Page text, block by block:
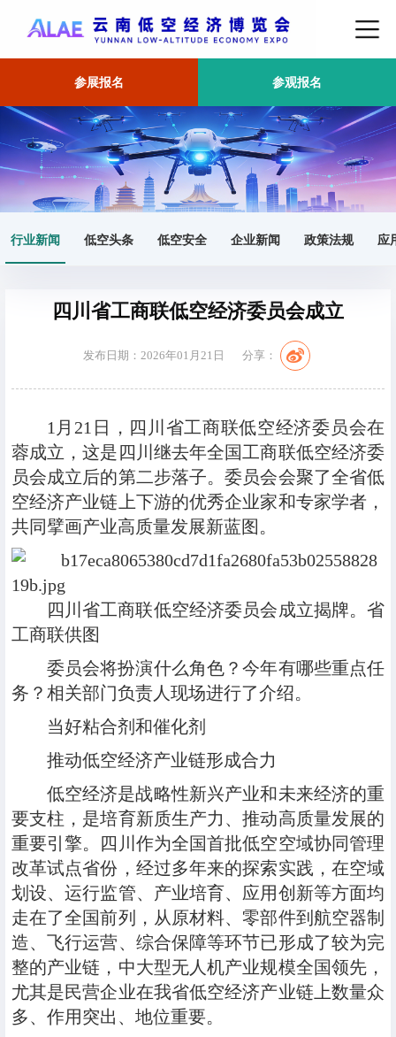
参展报名 参观报名
行业新闻 低空头条 低空安全 企业新闻 政策法规 应
首页 行业新闻 正文
四川省工商联低空经济委员会成立
发布日期：2026年01月21日 分享：
1月21日，四川省工商联低空经济委员会在
蓉成立，这是四川继去年全国工商联低空经济委
员会成立后的第二步落子。委员会会聚了全省低
空经济产业链上下游的优秀企业家和专家学者，
共同擘画产业高质量发展新蓝图。
四川省工商联低空经济委员会成立揭牌。省
工商联供图
委员会将扮演什么角色？今年有哪些重点任
务？相关部门负责人现场进行了介绍。
当好粘合剂和催化剂
推动低空经济产业链形成合力
低空经济是战略性新兴产业和未来经济的重
要支柱，是培育新质生产力、推动高质量发展的
重要引擎。四川作为全国首批低空空域协同管理
改革试点省份，经过多年来的探索实践，在空域
划设、运行监管、产业培育、应用创新等方面均
走在了全国前列，从原材料、零部件到航空器制
造、飞行运营、综合保障等环节已形成了较为完
整的产业链，中大型无人机产业规模全国领先，
尤其是民营企业在我省低空经济产业链上数量众
多、作用突出、地位重要。